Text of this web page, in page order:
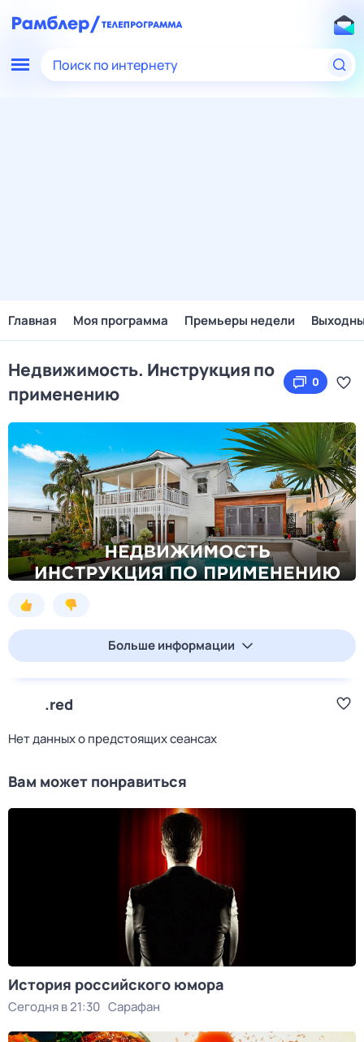
Поиск по интернету
Главная Моя программа Премьеры недели
Недвижимость. Инструкция по
применению
0
Больше информации
.red
Нет данных о предстоящих сеансах
Вам может понравиться
История российского юмора
Сегодня в 21:30 Сарафан